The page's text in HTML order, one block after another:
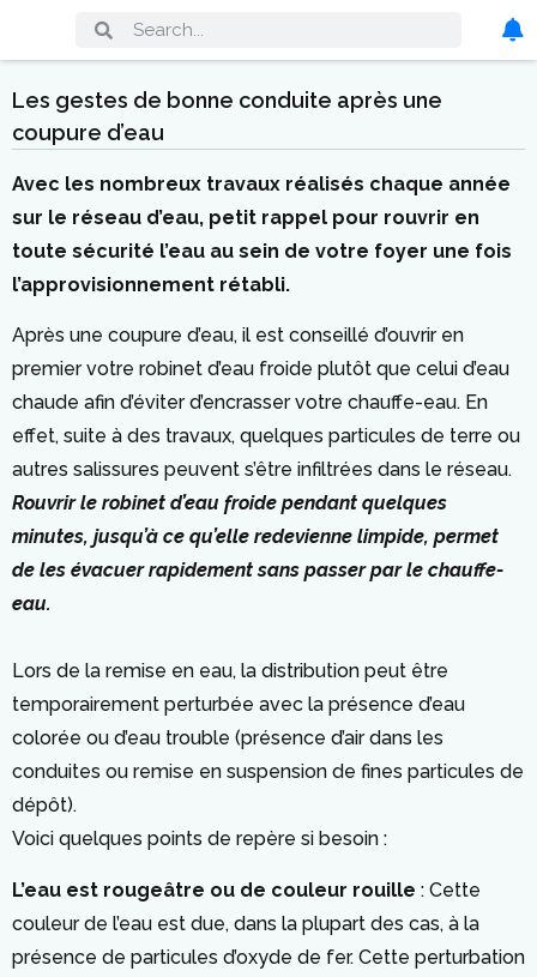
Les gestes de bonne conduite après une
coupure d’eau
Avec les nombreux travaux réalisés chaque année
sur le réseau d’eau, petit rappel pour rouvrir en
toute sécurité l’eau au sein de votre foyer une fois
l’approvisionnement rétabli.
Après une coupure d’eau, il est conseillé d’ouvrir en
premier votre robinet d’eau froide plutôt que celui d’eau
chaude afin d’éviter d’encrasser votre chauffe-eau. En
effet, suite à des travaux, quelques particules de terre ou
autres salissures peuvent s’être infiltrées dans le réseau.
Rouvrir le robinet d’eau froide pendant quelques
minutes, jusqu’à ce qu’elle redevienne limpide, permet
de les évacuer rapidement sans passer par le chauffe-
eau.
Lors de la remise en eau, la distribution peut être
temporairement perturbée avec la présence d’eau
colorée ou d’eau trouble (présence d’air dans les
conduites ou remise en suspension de fines particules de
dépôt).
Voici quelques points de repère si besoin :
L’eau est rougeâtre ou de couleur rouille : Cette
couleur de l’eau est due, dans la plupart des cas, à la
présence de particules d’oxyde de fer. Cette perturbation